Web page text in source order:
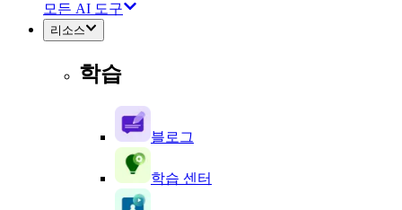
모든 AI 도구
리소스
학습
블로그
학습 센터